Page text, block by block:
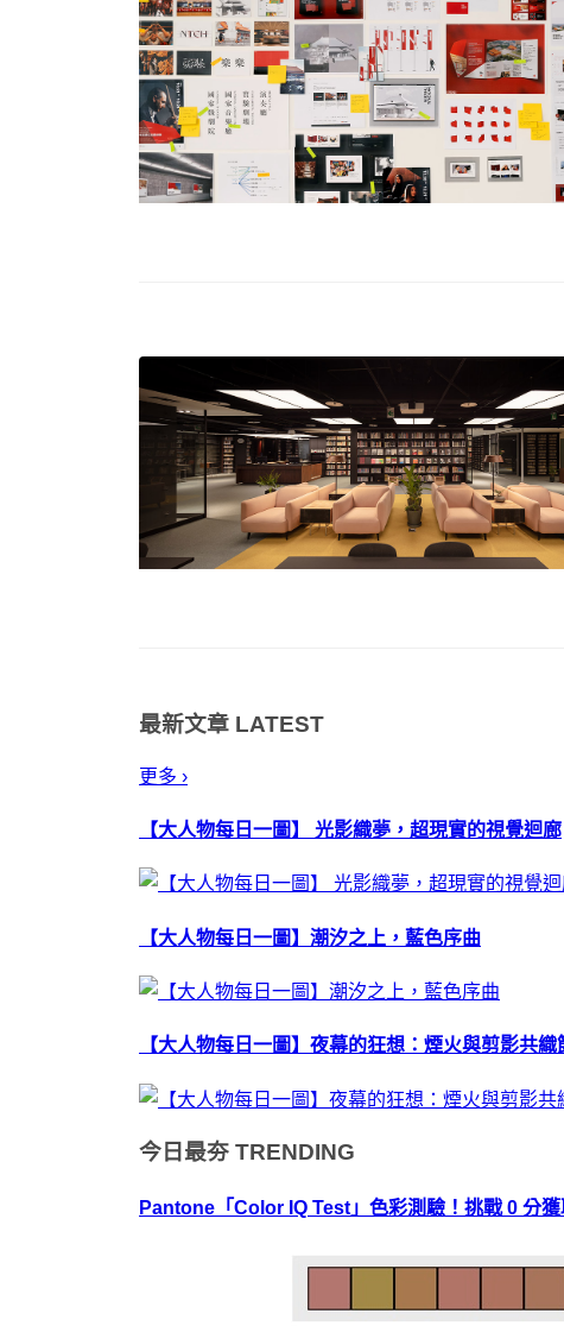
最新文章 LATEST
更多 ›
【大人物每日一圖】 光影織夢，超現實的視覺迴廊
【大人物每日一圖】潮汐之上，藍色序曲
【大人物每日一圖】夜幕的狂想：煙火與剪影共織
今日最夯 TRENDING
Pantone「Color IQ Test」色彩測驗！挑戰 0 分